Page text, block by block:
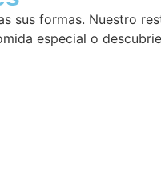
sus formas. Nuestro
especial o